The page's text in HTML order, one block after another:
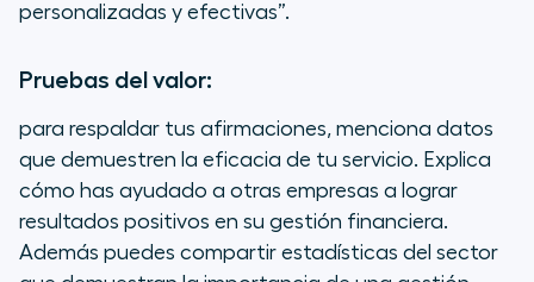
personalizadas y efectivas”.
Pruebas del valor:
para respaldar tus afirmaciones, menciona datos
que demuestren la eficacia de tu servicio. Explica
cómo has ayudado a otras empresas a lograr
resultados positivos en su gestión financiera.
Además puedes compartir estadísticas del sector